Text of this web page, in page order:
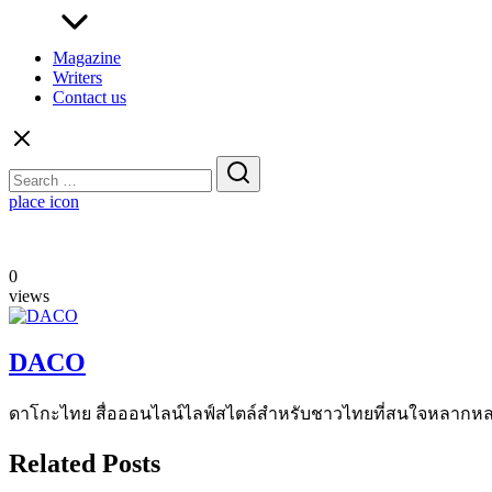
Magazine
Writers
Contact us
for:
place icon
0
views
DACO
ดาโกะไทย สื่อออนไลน์ไลฟ์สไตล์สำหรับชาวไทยที่สนใจหลากห
Related Posts